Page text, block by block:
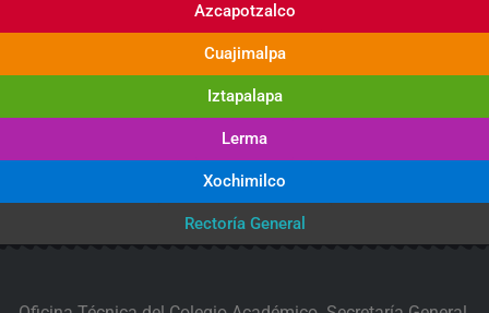
Azcapotzalco
Cuajimalpa
Iztapalapa
Lerma
Xochimilco
Rectoría General